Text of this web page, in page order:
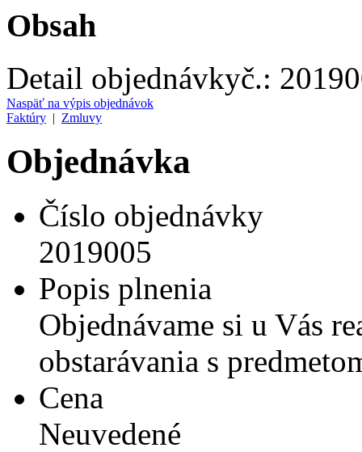
Obsah
Detail objednávkyč.:
Naspäť na výpis objednávok
Faktúry | Zmluvy
Objednávka
Číslo objednávky
2019005
Popis plnenia
Objednávame si u Vás
obstarávania s
Cena
Neuvedené